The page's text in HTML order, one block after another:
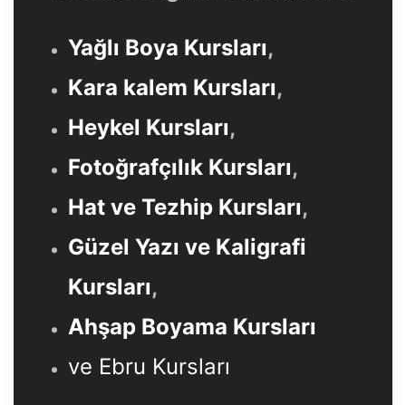
Yağlı Boya Kursları,
Kara kalem Kursları,
Heykel Kursları,
Fotoğrafçılık Kursları,
Hat ve Tezhip Kursları,
Güzel Yazı ve Kaligrafi
Kursları,
Ahşap Boyama Kursları
ve Ebru Kursları